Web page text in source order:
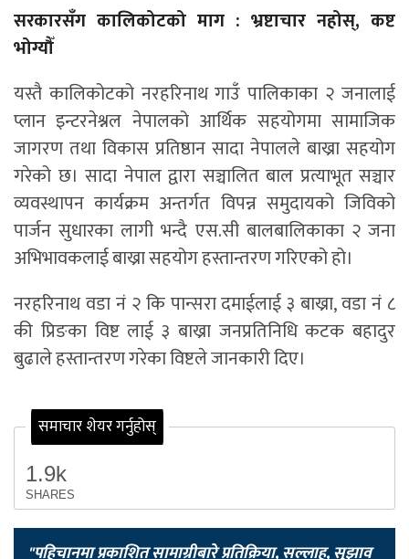
सरकारसँग कालिकोटको माग : भ्रष्टाचार नहोस्, कष्ट
भोग्यौँ
यस्तै कालिकोटको नरहरिनाथ गाउँ पालिकाका २ जनालाई
प्लान इन्टरनेश्नल नेपालको आर्थिक सहयोगमा सामाजिक
जागरण तथा विकास प्रतिष्ठान सादा नेपालले बाख्रा सहयोग
गरेको छ। सादा नेपाल द्वारा सञ्चालित बाल प्रत्याभूत सञ्चार
व्यवस्थापन कार्यक्रम अन्तर्गत विपन्न समुदायको जिविको
पार्जन सुधारका लागी भन्दै एस.सी बालबालिकाका २ जना
अभिभावकलाई बाख्रा सहयोग हस्तान्तरण गरिएको हो।
नरहरिनाथ वडा नं २ कि पान्सरा दमाईलाई ३ बाख्रा, वडा नं ८
की प्रिङका विष्ट लाई ३ बाख्रा जनप्रतिनिधि कटक बहादुर
बुढाले हस्तान्तरण गरेका विष्टले जानकारी दिए।
समाचार शेयर गर्नुहोस्
1.9k
SHARES